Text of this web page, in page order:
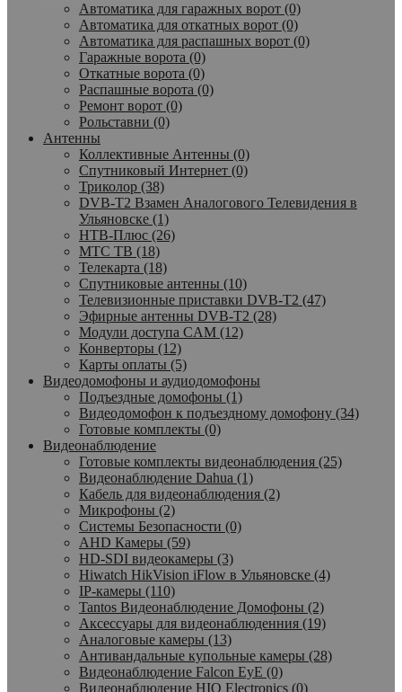
Автоматика для гаражных ворот (0)
Автоматика для откатных ворот (0)
Автоматика для распашных ворот (0)
Гаражные ворота (0)
Откатные ворота (0)
Распашные ворота (0)
Ремонт ворот (0)
Рольставни (0)
Антенны
Коллективные Антенны (0)
Спутниковый Интернет (0)
Триколор (38)
DVB-T2 Взамен Аналогового Телевидения в
Ульяновске (1)
НТВ-Плюс (26)
МТС ТВ (18)
Телекарта (18)
Спутниковые антенны (10)
Телевизионные приставки DVB-T2 (47)
Эфирные антенны DVB-T2 (28)
Модули доступа CAM (12)
Конверторы (12)
Карты оплаты (5)
Видеодомофоны и аудиодомофоны
Подъездные домофоны (1)
Видеодомофон к подъездному домофону (34)
Готовые комплекты (0)
Видеонаблюдение
Готовые комплекты видеонаблюдения (25)
Видеонаблюдение Dahua (1)
Кабель для видеонаблюдения (2)
Микрофоны (2)
Системы Безопасности (0)
AHD Камеры (59)
HD-SDI видеокамеры (3)
Hiwatch HikVision iFlow в Ульяновске (4)
IP-камеры (110)
Tantos Видеонаблюдение Домофоны (2)
Аксессуары для видеонаблюденния (19)
Аналоговые камеры (13)
Антивандальные купольные камеры (28)
Видеонаблюдение Falcon EyE (0)
Видеонаблюдение HIQ Electronics (0)